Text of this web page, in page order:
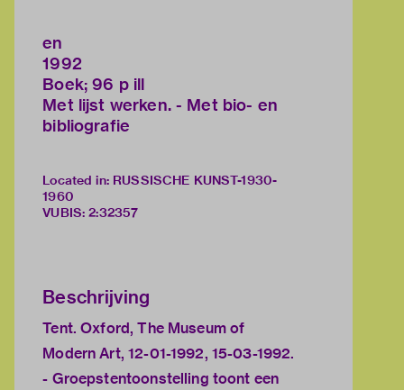
en
1992
Boek; 96 p ill
Met lijst werken. - Met bio- en
bibliografie
Located in: RUSSISCHE KUNST-1930-
1960
VUBIS: 2:32357
Beschrijving
Tent. Oxford, The Museum of
Modern Art, 12-01-1992, 15-03-1992.
- Groepstentoonstelling toont een